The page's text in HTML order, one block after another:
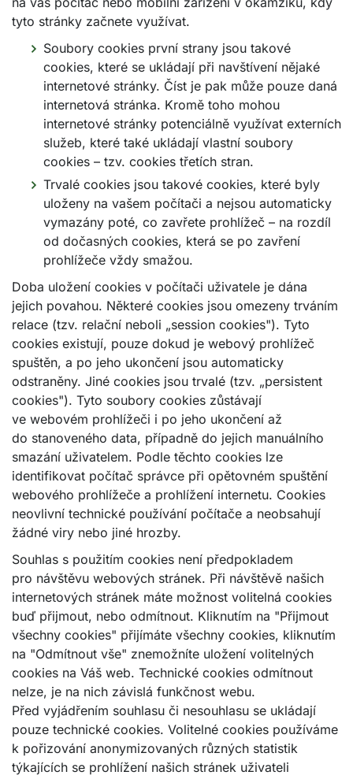
tyto stránky začnete využívat.
Soubory cookies první strany jsou takové
cookies, které se ukládají při navštívení nějaké
internetové stránky. Číst je pak může pouze daná
internetová stránka. Kromě toho mohou
internetové stránky potenciálně využívat externích
služeb, které také ukládají vlastní soubory
cookies – tzv. cookies třetích stran.
Trvalé cookies jsou takové cookies, které byly
uloženy na vašem počítači a nejsou automaticky
vymazány poté, co zavřete prohlížeč – na rozdíl
od dočasných cookies, která se po zavření
prohlížeče vždy smažou.
Doba uložení cookies v počítači uživatele je dána
jejich povahou. Některé cookies jsou omezeny trváním
relace (tzv. relační neboli „session cookies"). Tyto
cookies existují, pouze dokud je webový prohlížeč
spuštěn, a po jeho ukončení jsou automaticky
odstraněny. Jiné cookies jsou trvalé (tzv. „persistent
cookies"). Tyto soubory cookies zůstávají
ve webovém prohlížeči i po jeho ukončení až
do stanoveného data, případně do jejich manuálního
smazání uživatelem. Podle těchto cookies lze
identifikovat počítač správce při opětovném spuštění
webového prohlížeče a prohlížení internetu. Cookies
neovlivní technické používání počítače a neobsahují
žádné viry nebo jiné hrozby.
Souhlas s použitím cookies není předpokladem
pro návštěvu webových stránek. Při návštěvě našich
internetových stránek máte možnost volitelná cookies
buď přijmout, nebo odmítnout. Kliknutím na "Přijmout
všechny cookies" přijímáte všechny cookies, kliknutím
na "Odmítnout vše" znemožníte uložení volitelných
cookies na Váš web. Technické cookies odmítnout
nelze, je na nich závislá funkčnost webu.
Před vyjádřením souhlasu či nesouhlasu se ukládají
pouze technické cookies. Volitelné cookies používáme
k pořizování anonymizovaných různých statistik
týkajících se prohlížení našich stránek uživateli